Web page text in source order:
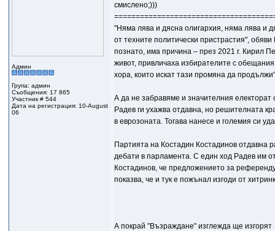
Админ
Група: админ
Съобщения: 17 865
Участник # 544
Дата на регистрация: 10-August
06
смислено;)))
"Няма лява и дясна олигархия, няма лява и
от техните политически пристрастия",
познато, има причина – през 2021 г. Кирил
живот, привличаха избирателите с
хора, които искат тази промяна да
А да не забравяме и значителния
Радев ги ухажва отдавна, но решителната
в еврозоната. Тогава нанесе и големия си
Партията на Костадин Костадинов отдавна
дебати в парламента. С един ход Радев им
Костадинов, че предложението за
показва, че и тук е пожънал изгоди от
А покрай "Възраждане" изглежда ще изгорят